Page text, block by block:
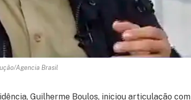
Agencia Brasil
Guilherme Boulos, iniciou articulação com